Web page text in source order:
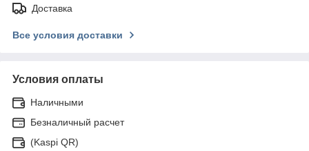
Доставка
Все условия доставки
Условия оплаты
Наличными
Безналичный расчет
(Kaspi QR)